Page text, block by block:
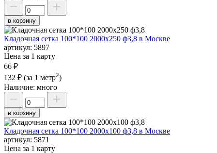
в корзину
Кладочная сетка 100*100 2000х250 ф3,8 в Москве
артикул: 5897
Цена за 1 карту
66 ₽
132 ₽ (за 1 метр2)
Наличие: много
в корзину
Кладочная сетка 100*100 2000х100 ф3,8 в Москве
артикул: 5871
Цена за 1 карту